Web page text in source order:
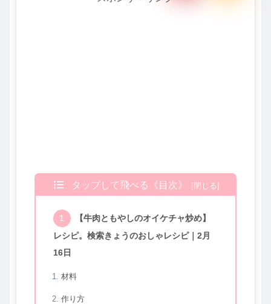
タップして飛べる《目次》
【牛肉ともやしのオイケチャ炒め】
レシピ。検索きょうのおしゃレシピ｜2月
16日
材料
作り方